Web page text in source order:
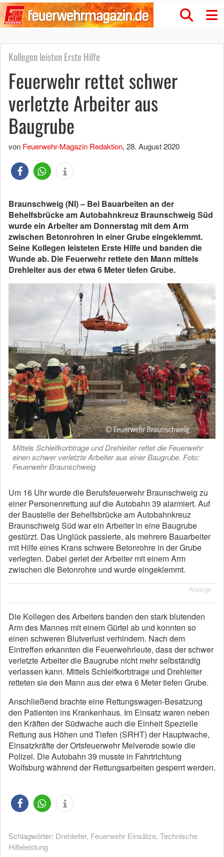
Kollegen leisten Erste Hilfe
Feuerwehr rettet schwer
verletzte Arbeiter aus
Baugrube
von Feuerwehr-Magazin Redaktion, 28. August 2020
Braunschweig (NI) – Bei Bauarbeiten an der
Behelfsbrücke am Autobahnkreuz Braunschweig Süd
wurde ein Arbeiter am Donnerstag mit dem Arm
zwischen Betonrohren in einer Grube eingeklemmt.
Seine Kollegen leisteten Erste Hilfe und banden die
Wunde ab. Die Feuerwehr rettete den Mann mittels
Drehleiter aus der etwa 6 Meter tiefen Grube.
Mittels Schleifkorbtrage und Drehleiter rettet die Feuerwehr
einen schwer verletzte Arbeiter aus einer Baugrube. Foto:
Feuerwehr Braunschweig
Um 16 Uhr wurde die Berufsfeuerwehr Braunschweig zu
einer Personenrettung auf die Autobahn 39 alarmiert. Auf
der Baustelle der Behelfsbrücke am Autobahnkreuz
Braunschweig Süd war ein Arbeiter in eine Baugrube
gestürzt. Das Unglück passierte, als mehrere Bauarbeiter
mit Hilfe eines Krans schwere Betonrohre in der Grube
verlegten. Dabei geriet der Arbeiter mit einem Arm
zwischen die Betonrohre und wurde eingeklemmt.
Anzeige
Die Kollegen des Arbeiters banden den stark blutenden
Arm des Mannes mit einem Gürtel ab und konnten so
einen schweren Blutverlust verhindern. Nach dem
Eintreffen erkannten die Feuerwehrleute, dass der schwer
verletzte Arbeiter die Baugrube nicht mehr selbständig
verlassen kann. Mittels Schleifkorbtrage und Drehleiter
retteten sie den Mann aus der etwa 6 Meter tiefen Grube.
Anschließend brachte eine Rettungswagen-Besatzung
den Patienten ins Krankenhaus. Im Einsatz waren neben
den Kräften der Südwache auch die Einheit Spezielle
Rettung aus Höhen und Tiefen (SRHT) der Hauptwache,
Einsatzkräfte der Ortsfeuerwehr Melverode sowie die
Polizei. Die Autobahn 39 musste in Fahrtrichtung
Wolfsburg während der Rettungsarbeiten gesperrt werden.
Schlagwörter: Drehleiter, Feuerwehr Einsätze, Technische
Hilfeleistung